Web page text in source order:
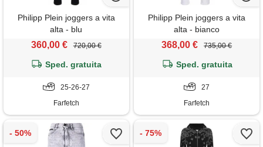
Philipp Plein joggers a vita
alta - blu
360,00 € 720,00 €
Sped. gratuita
25-26-27
Farfetch
Philipp Plein joggers a vita
alta - bianco
368,00 € 735,00 €
Sped. gratuita
27
Farfetch